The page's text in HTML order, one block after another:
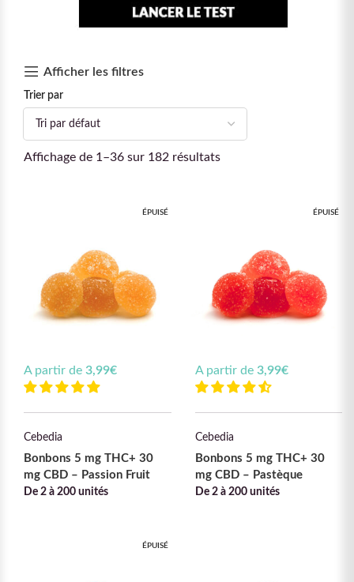
Afficher les filtres
Trier par
Affichage de 1–36 sur 182 résultats
ÉPUISÉ
A partir de 3,99€
Cebedia
Bonbons 5 mg THC+ 30
mg CBD – Passion Fruit
De 2 à 200 unités
ÉPUISÉ
A partir de 3,99€
Cebedia
Bonbons 5 mg THC+ 30
mg CBD – Pastèque
De 2 à 200 unités
ÉPUISÉ